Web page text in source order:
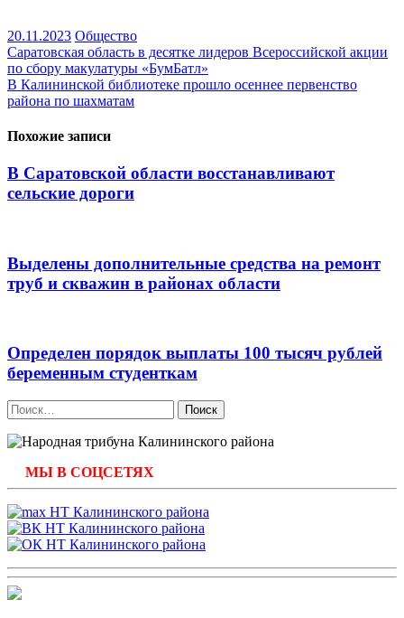
20.11.2023 Общество
Навигация
по
записям
Саратовская область в десятке лидеров Всероссийской акции
по сбору макулатуры «БумБатл»
В Калининской библиотеке прошло осеннее первенство
района по шахматам
Похожие записи
В Саратовской области восстанавливают
сельские дороги
Выделены дополнительные средства на ремонт
труб и скважин в районах области
Определен порядок выплаты 100 тысяч рублей
беременным студенткам
Найти:
МЫ В СОЦСЕТЯХ